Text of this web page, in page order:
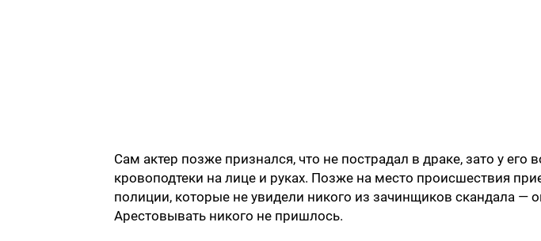
Сам актер позже признался, что не пострадал в драке, зато у его
кровоподтеки на лице и руках. Позже на место происшествия
полиции, которые не увидели никого из зачинщиков скандала —
Арестовывать никого не пришлось.